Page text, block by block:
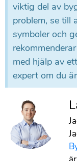
viktig del av
problem, se till
symboler och
med hjälp av
expert om du